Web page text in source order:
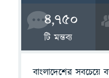
4,750
টি মন্তব্য
বাংলাদেশের সবচেয়ে